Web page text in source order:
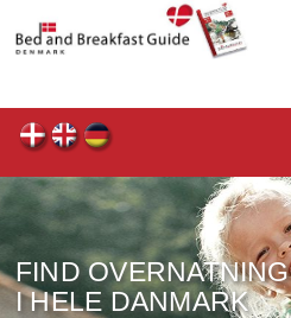
FIND OVERNATNING
I HELE DANMARK